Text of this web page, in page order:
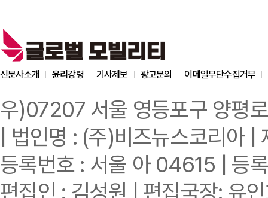
신문사소개 윤리강령 기사제보 광고문의 이메일무단수집거부
우)07207 서울 영등포구 양평
| 법인명 : (주)비즈뉴스코리
등록번호 : 서울 아 04615 | 등
편집인 : 김성원 | 편집국장: 유